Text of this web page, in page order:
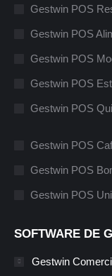
Gestwin POS
Gestwin POS
Gestwin POS
Gestwin POS
Gestwin POS
Gestwin POS
Gestwin POS
Gestwin POS
SOFTWARE DE
Gestwin